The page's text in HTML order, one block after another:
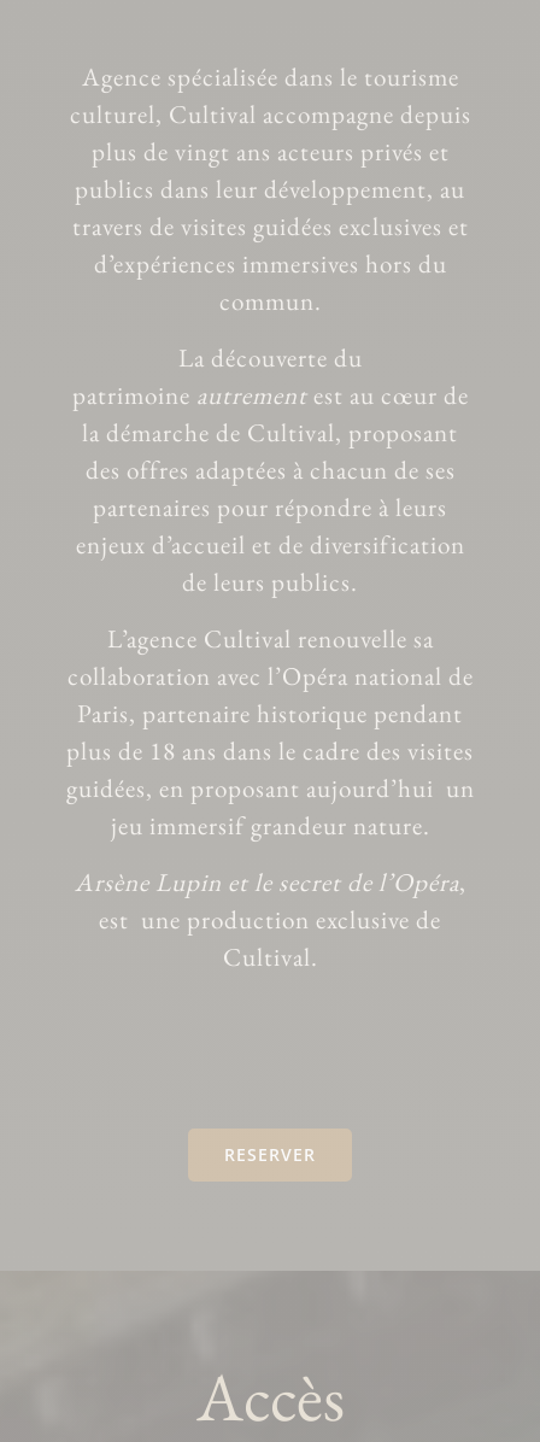
Agence spécialisée dans le tourisme
culturel, Cultival accompagne depuis
plus de vingt ans acteurs privés et
publics dans leur développement, au
travers de visites guidées exclusives et
d’expériences immersives hors du
commun.
La découverte du
patrimoine autrementest au cœur de
la démarche de Cultival, proposant
des offres adaptées à chacun de ses
partenaires pour répondre à leurs
enjeux d’accueil et de diversification
de leurs publics.
L’agence Cultival renouvelle sa
collaboration avec l’Opéra national de
Paris, partenaire historique pendant
plus de 18 ans dans le cadre des visites
guidées, en proposant aujourd’hui un
jeu immersif grandeur nature.
Arsène Lupin et le secret de l’Opéra,
est une production exclusive de
Cultival.
RESERVER
Accès